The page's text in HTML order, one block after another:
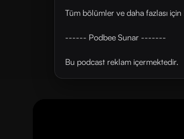
Tüm bölümler ve daha fazlası için
------ Podbee Sunar -------
Bu podcast reklam içermektedir.